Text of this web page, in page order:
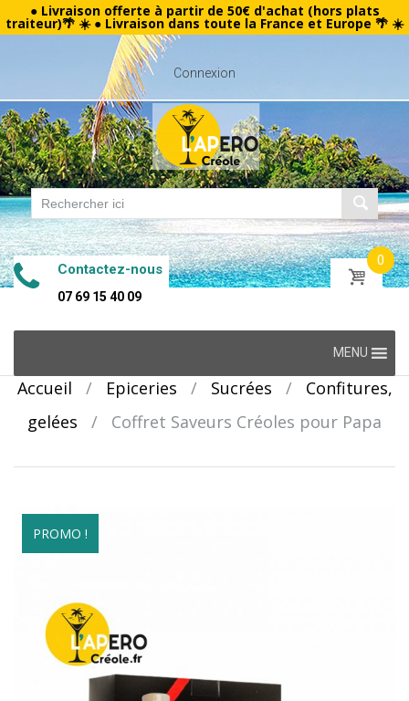
● Livraison offerte à partir de 50€ d'achat (hors plats
traiteur)🌴 ☀️ ● Livraison dans toute la France et Europe 🌴 ☀️
Connexion
Contactez-nous
07 69 15 40 09
0
content
MENU
Accueil / Epiceries / Sucrées /
Confitures,
gelées
/ Coffret Saveurs Créoles pour Papa
PROMO !